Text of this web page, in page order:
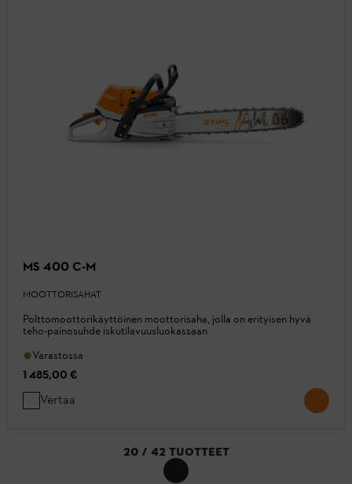
MS 400 C-M
MOOTTORISAHAT
Polttomoottorikäyttöinen moottorisaha, jolla on erityisen hyvä
teho-painosuhde iskutilavuusluokassaan
Varastossa
1 485,00 €
Vertaa
20 / 42 TUOTTEET